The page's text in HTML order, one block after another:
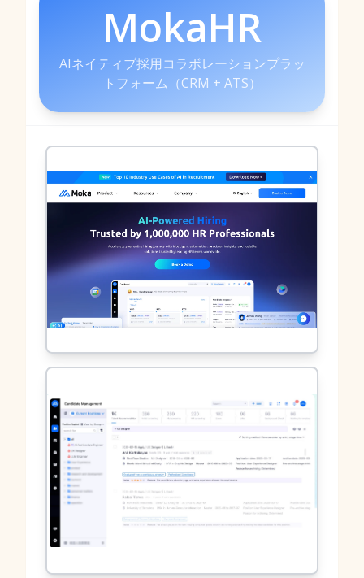
MokaHR
AIネイティブ採用コラボレーションプラッ
トフォーム（CRM + ATS）